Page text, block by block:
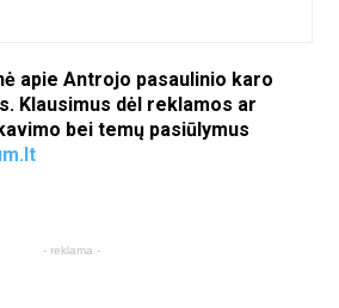
apie Antrojo pasaulinio karo
Klausimus dėl reklamos ar
bei temų pasiūlymus
- reklama -